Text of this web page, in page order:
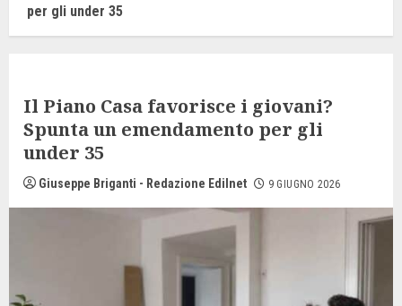
per gli under 35
Il Piano Casa favorisce i giovani?
Spunta un emendamento per gli
under 35
Giuseppe Briganti - Redazione Edilnet 9 GIUGNO 2026